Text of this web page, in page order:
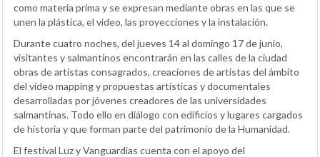
como materia prima y se expresan mediante obras en las que se
unen la plástica, el vídeo, las proyecciones y la instalación.
Durante cuatro noches, del jueves 14 al domingo 17 de junio,
visitantes y salmantinos encontrarán en las calles de la ciudad
obras de artistas consagrados, creaciones de artistas del ámbito
del video mapping y propuestas artísticas y documentales
desarrolladas por jóvenes creadores de las universidades
salmantinas. Todo ello en diálogo con edificios y lugares cargados
de historia y que forman parte del patrimonio de la Humanidad.
El festival Luz y Vanguardias cuenta con el apoyo del